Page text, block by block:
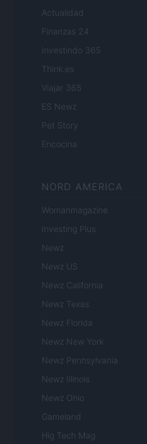
Actualidad
Finanzas 24
Investindo 365
Think.es
Viajar 365
ES Newz
Pet Story
Encocina
NORD AMERICA
Womanmagazine
Investing Plus
Newz
Newz US
Newz California
Newz Texas
Newz Florida
Newz New York
Newz Pennsylvania
Newz Illinois
Newz Ohio
Gameland
Hig Tech Mag